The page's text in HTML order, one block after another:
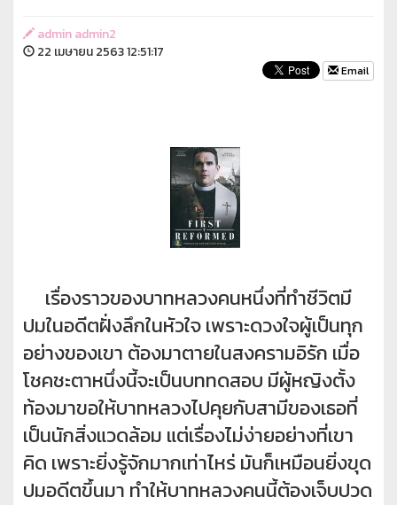
admin admin2
22 เมษายน 2563 12:51:17
Email
เรื่องราวของบาทหลวงคนหนึ่งที่ทำชีวิตมี
ปมในอดีตฝั่งลึกในหัวใจ เพราะดวงใจผู้เป็นทุก
อย่างของเขา ต้องมาตายในสงครามอิรัก เมื่อ
โชคชะตาหนึ่งนี้จะเป็นบททดสอบ มีผู้หญิงตั้ง
ท้องมาขอให้บาทหลวงไปคุยกับสามีของเธอที่
เป็นนักสิ่งแวดล้อม แต่เรื่องไม่ง่ายอย่างที่เขา
คิด เพราะยิ่งรู้จักมากเท่าไหร่ มันก็เหมือนยิ่งขุด
ปมอดีตขึ้นมา ทำให้บาทหลวงคนนี้ต้องเจ็บปวด